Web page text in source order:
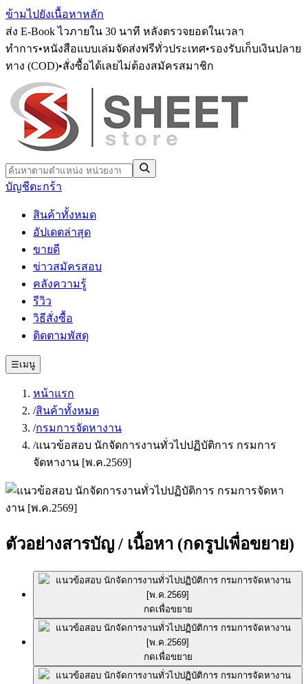
ข้ามไปยังเนื้อหาหลัก
ส่ง E-Book ไวภายใน 30 นาที หลังตรวจยอดในเวลา
ทำการ•หนังสือแบบเล่มจัดส่งฟรีทั่วประเทศ•รองรับเก็บเงินปลาย
ทาง (COD)•สั่งซื้อได้เลยไม่ต้องสมัครสมาชิก
บัญชีตะกร้า
สินค้าทั้งหมด
อัปเดตล่าสุด
ขายดี
ข่าวสมัครสอบ
คลังความรู้
รีวิว
วิธีสั่งซื้อ
ติดตามพัสดุ
☰เมนู
หน้าแรก
/สินค้าทั้งหมด
/กรมการจัดหางาน
/แนวข้อสอบ นักจัดการงานทั่วไปปฏิบัติการ กรมการ
จัดหางาน [พ.ค.2569]
ตัวอย่างสารบัญ / เนื้อหา (กดรูปเพื่อขยาย)
กดเพื่อขยาย
กดเพื่อขยาย